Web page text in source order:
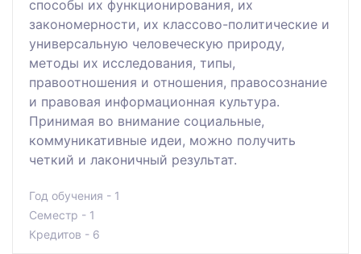
способы их функционирования, их
закономерности, их классово-политические и
универсальную человеческую природу,
методы их исследования, типы,
правоотношения и отношения, правосознание
и правовая информационная культура.
Принимая во внимание социальные,
коммуникативные идеи, можно получить
четкий и лаконичный результат.
Год обучения - 1
Семестр - 1
Кредитов - 6